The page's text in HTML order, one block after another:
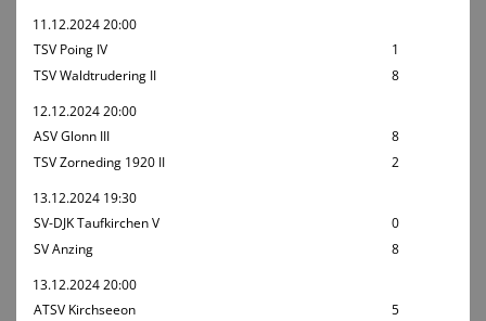
11.12.2024 20:00
TSV Poing IV
1
TSV Waldtrudering II
8
12.12.2024 20:00
ASV Glonn III
8
TSV Zorneding 1920 II
2
13.12.2024 19:30
SV-DJK Taufkirchen V
0
SV Anzing
8
13.12.2024 20:00
ATSV Kirchseeon
5